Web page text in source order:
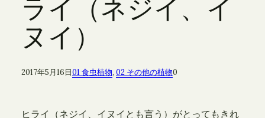
ライ（ネジイ、イ
ヌイ）
2017年5月16日01 食虫植物, 02 その他の植物0
ヒライ（ネジイ、イヌイとも言う）がとってもきれ